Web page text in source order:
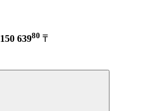
150 63980 ₸